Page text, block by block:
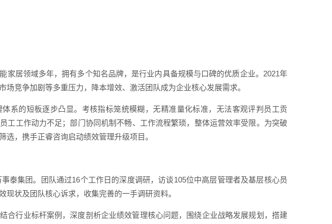
家居领域多年，拥有多个知名品牌，是行业内具备规模与口碑的优质企业。2021年
竞争加剧等多重压力，降本增效、激活团队成为企业核心发展需求。
系的短板逐步凸显。考核指标笼统模糊，无精准量化标准，无法客观评判员工贡
工工作动力不足；部门协同机制不畅、工作流程繁琐，整体运营效率受限。为突破
，携手正睿咨询启动绩效管理升级项目。
泰集团。团队通过16个工作日的深度调研，访谈105位中高层管理者及基层核心员
状及团队核心诉求，收集完善的一手调研资料。
合行业标杆案例，深度剖析企业绩效管理核心问题，围绕企业战略发展规划，搭建